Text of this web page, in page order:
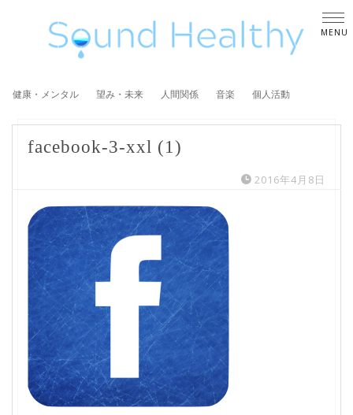
健康・メンタル 望み・未来 人間関係 音楽 個人活動
facebook-3-xxl (1)
2016年4月8日